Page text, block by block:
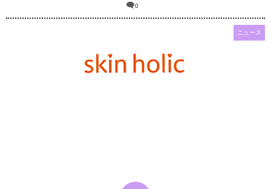
0
ニュース